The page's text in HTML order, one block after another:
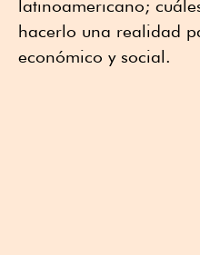
latinoamericano;
hacerlo una realidad
económico y social.